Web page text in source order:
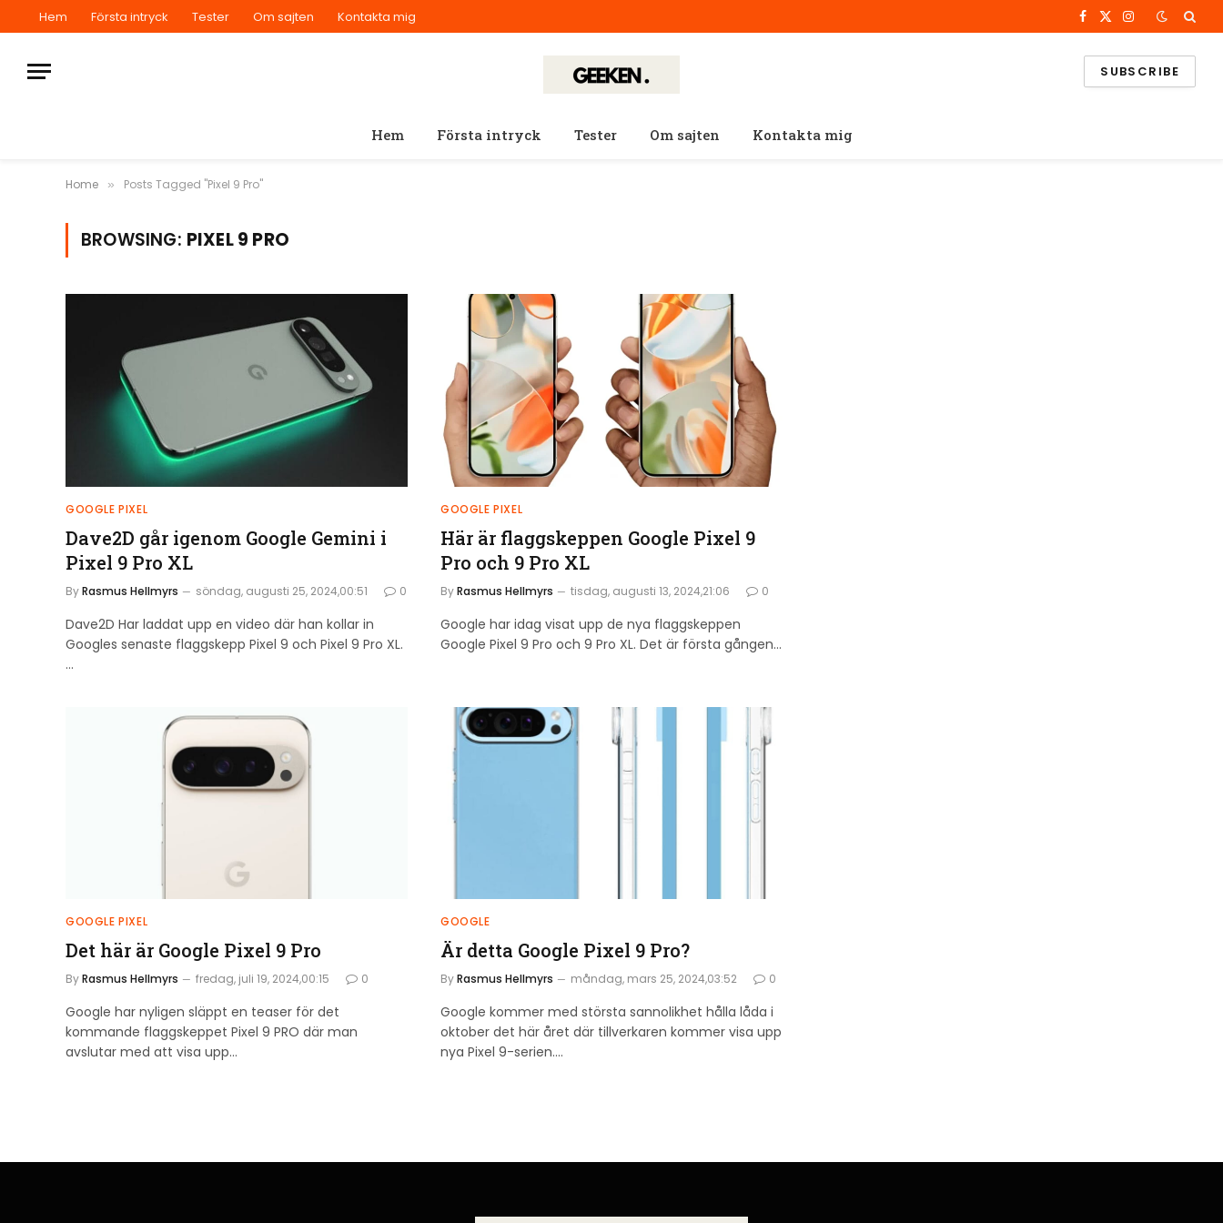
Hem Första intryck Tester Om sajten Kontakta mig Facebook
X
Instagram
SUBSCRIBE
Hem Första intryck Tester Om sajten Kontakta mig
Home » Posts Tagged "Pixel 9 Pro"
BROWSING: PIXEL 9 PRO
GOOGLE PIXEL
Dave2D går igenom Google Gemini i
Pixel 9 Pro XL
ByRasmus Hellmyrs söndag, augusti 25, 2024,00:51 0
Dave2D Har laddat upp en video där han kollar in
Googles senaste flaggskepp Pixel 9 och Pixel 9 Pro XL.
…
GOOGLE PIXEL
Här är flaggskeppen Google Pixel 9
Pro och 9 Pro XL
ByRasmus Hellmyrs tisdag, augusti 13, 2024,21:06 0
Google har idag visat upp de nya flaggskeppen
Google Pixel 9 Pro och 9 Pro XL. Det är första gången…
GOOGLE PIXEL
Det här är Google Pixel 9 Pro
ByRasmus Hellmyrs fredag, juli 19, 2024,00:15 0
Google har nyligen släppt en teaser för det
kommande flaggskeppet Pixel 9 PRO där man
avslutar med att visa upp…
GOOGLE
Är detta Google Pixel 9 Pro?
ByRasmus Hellmyrs måndag, mars 25, 2024,03:52 0
Google kommer med största sannolikhet hålla låda i
oktober det här året där tillverkaren kommer visa upp
nya Pixel 9-serien.…